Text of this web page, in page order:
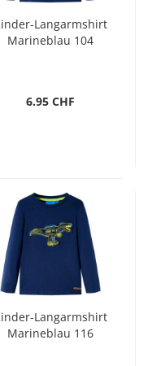
Langarmshirt
Marineblau 104
6.95 CHF
Langarmshirt
Marineblau 116